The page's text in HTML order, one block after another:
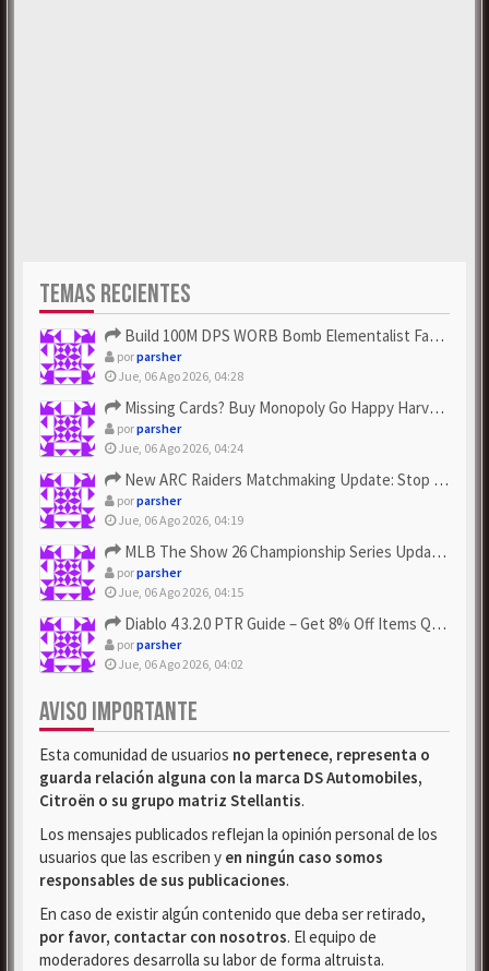
TEMAS RECIENTES
Build 100M DPS WORB Bomb Elementalist Fast - Grab POE Curren...
porparsher
Jue, 06 Ago 2026, 04:28
Missing Cards? Buy Monopoly Go Happy Harvest with Looney Tun...
porparsher
Jue, 06 Ago 2026, 04:24
New ARC Raiders Matchmaking Update: Stop Failed - Grab Bluep...
porparsher
Jue, 06 Ago 2026, 04:19
MLB The Show 26 Championship Series Update! Get Cheap & ...
porparsher
Jue, 06 Ago 2026, 04:15
Diablo 4 3.2.0 PTR Guide – Get 8% Off Items Quickly to Test ...
porparsher
Jue, 06 Ago 2026, 04:02
AVISO IMPORTANTE
Esta comunidad de usuarios no pertenece, representa o
guarda relación alguna con la marca DS Automobiles,
Citroën o su grupo matriz Stellantis.
Los mensajes publicados reflejan la opinión personal de los
usuarios que las escriben y en ningún caso somos
responsables de sus publicaciones.
En caso de existir algún contenido que deba ser retirado,
por favor, contactar con nosotros. El equipo de
moderadores desarrolla su labor de forma altruista.